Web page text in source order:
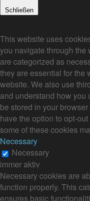
Schließen
This website uses
you navigate through the
are categorized as
they are essential for the
website. We also use
and understand how
be stored in your
have the option to opt-
some of these cookies
Necessary
Necessary
immer aktiv
Necessary cookies are
function properly. This
ensures basic